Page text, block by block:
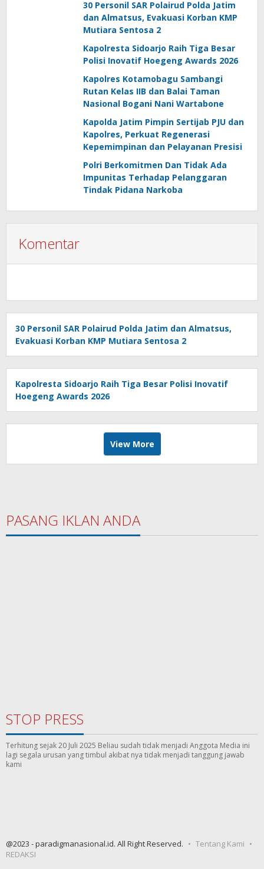
30 Personil SAR Polairud Polda Jatim
dan Almatsus, Evakuasi Korban KMP
Mutiara Sentosa 2
Kapolresta Sidoarjo Raih Tiga Besar
Polisi Inovatif Hoegeng Awards 2026
Kapolres Kotamobagu Sambangi
Rutan Kelas IIB dan Balai Taman
Nasional Bogani Nani Wartabone
Kapolda Jatim Pimpin Sertijab PJU dan
Kapolres, Perkuat Regenerasi
Kepemimpinan dan Pelayanan Presisi
Polri Berkomitmen Dan Tidak Ada
Impunitas Terhadap Pelanggaran
Tindak Pidana Narkoba
Komentar
30 Personil SAR Polairud Polda Jatim dan Almatsus,
Evakuasi Korban KMP Mutiara Sentosa 2
Kapolresta Sidoarjo Raih Tiga Besar Polisi Inovatif
Hoegeng Awards 2026
View More
PASANG IKLAN ANDA
STOP PRESS
Terhitung sejak 20 Juli 2025 Beliau sudah tidak menjadi Anggota Media ini
lagi segala urusan yang timbul akibat nya tidak menjadi tanggung jawab
kami
@2023 - paradigmanasional.id. All Right Reserved.
Tentang Kami
REDAKSI